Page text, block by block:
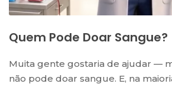
Quem Pode Doar Sangue?
Muita gente gostaria de ajudar —
não pode doar sangue. E, na